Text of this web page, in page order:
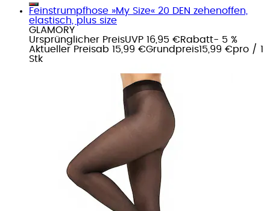
Feinstrumpfhose »My Size« 20 DEN zehenoffen,
elastisch, plus size
GLAMORY
Ursprünglicher PreisUVP 16,95 €Rabatt- 5 %
Aktueller Preisab 15,99 €Grundpreis15,99 €pro / 1
Stk